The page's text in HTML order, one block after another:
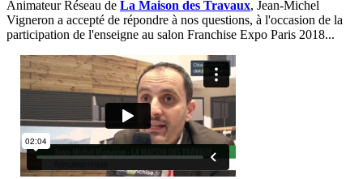
Animateur Réseau de La Maison des Travaux, Jean-Michel
Vigneron a accepté de répondre à nos questions, à l'occasion de la
participation de l'enseigne au salon Franchise Expo Paris 2018...